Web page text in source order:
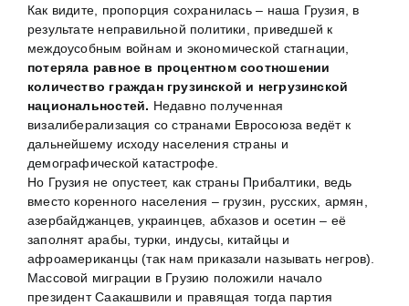
Как видите, пропорция сохранилась – наша Грузия, в
результате неправильной политики, приведшей к
междоусобным войнам и экономической стагнации,
потеряла равное в процентном соотношении
количество граждан грузинской и негрузинской
национальностей. Недавно полученная
визалиберализация со странами Евросоюза ведёт к
дальнейшему исходу населения страны и
демографической катастрофе.
Но Грузия не опустеет, как страны Прибалтики, ведь
вместо коренного населения – грузин, русских, армян,
азербайджанцев, украинцев, абхазов и осетин – её
заполнят арабы, турки, индусы, китайцы и
афроамериканцы (так нам приказали называть негров).
Массовой миграции в Грузию положили начало
президент Саакашвили и правящая тогда партия